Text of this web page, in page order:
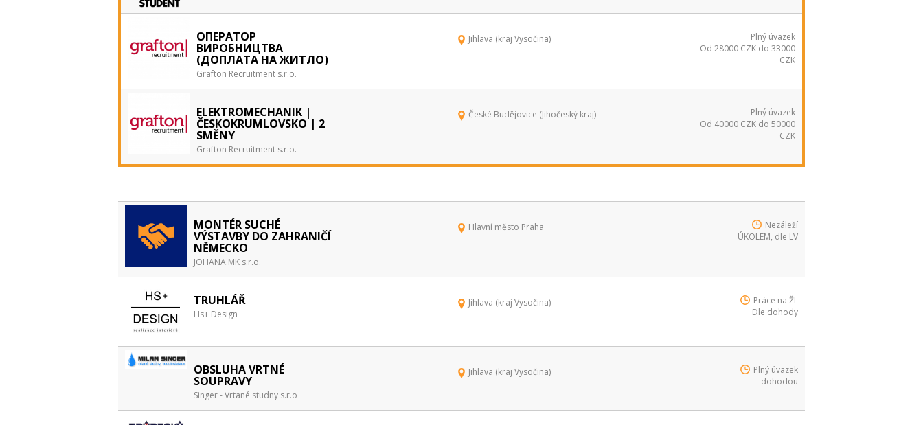
ОПЕРАТОР
ВИРОБНИЦТВА
(ДОПЛАТА НА ЖИТЛО)
Grafton Recruitment s.r.o.
Jihlava (kraj Vysočina)
Plný úvazek
Od 28000 CZK do 33000
CZK
ELEKTROMECHANIK |
ČESKOKRUMLOVSKO | 2
SMĚNY
Grafton Recruitment s.r.o.
České Budějovice (Jihočeský kraj)
Plný úvazek
Od 40000 CZK do 50000
CZK
MONTÉR SUCHÉ
VÝSTAVBY DO ZAHRANIČÍ
NĚMECKO
JOHANA.MK s.r.o.
Hlavní město Praha
Nezáleží
ÚKOLEM, dle LV
TRUHLÁŘ
Hs+ Design
Jihlava (kraj Vysočina)
Práce na ŽL
Dle dohody
OBSLUHA VRTNÉ
SOUPRAVY
Singer - Vrtané studny s.r.o
Jihlava (kraj Vysočina)
Plný úvazek
dohodou